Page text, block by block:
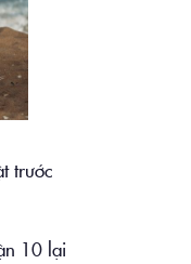
trước
10 lại